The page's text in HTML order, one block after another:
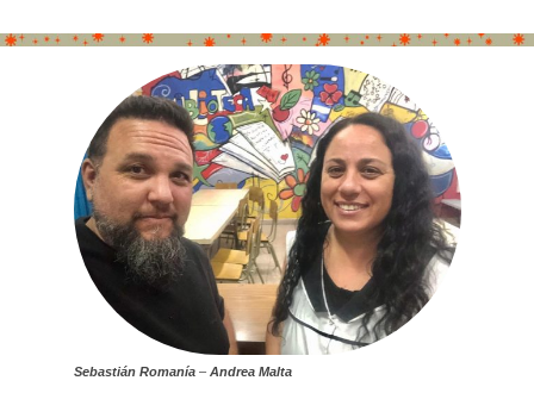
Sebastián Romanía– Andrea Malta